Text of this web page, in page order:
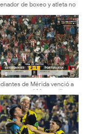
de boxeo y atleta no
para viajar a Bolivia
de Mérida venció a
en el Metropolitano